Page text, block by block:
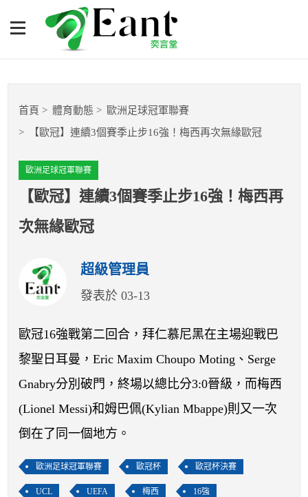
【歐冠】連續3個賽季止步
16強！梅西再次無緣歐冠
籃球
球隊數據
運彩報報
明星分析師
首頁 體育動態 歐洲足球冠軍聯賽
【歐冠】連續3個賽季止步16強！梅西再次無緣歐冠
歐洲足球冠軍聯賽
【歐冠】連續3個賽季止步16強！梅西再
次無緣歐冠
超級管理員
發表於 03-13
歐冠16強戰第二回合，拜仁慕尼黑在主場迎戰巴
黎聖日耳曼，Eric Maxim Choupo Moting、Serge
Gnabry分別破門，終場以總比分3:0晉級，而梅西
(Lionel Messi)和姆巴佩(Kylian Mbappe)則又一次
倒在了同一個地方。
歐洲足球冠軍聯賽 歐冠杯 歐冠杯決賽
UCL UEFA 梅西 16強